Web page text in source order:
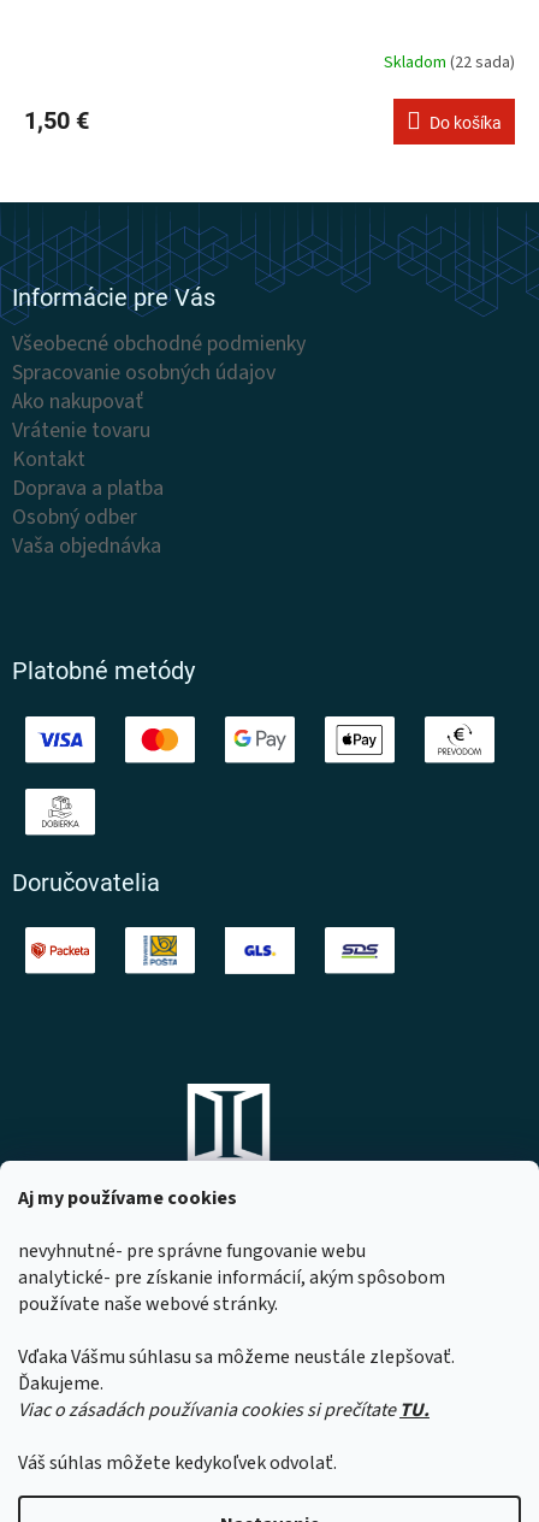
Aj my používame cookies
nevyhnutné- pre správne fungovanie webu
analytické- pre získanie informácií, akým spôsobom
používate naše webové stránky.
Vďaka Vášmu súhlasu sa môžeme neustále zlepšovať.
Ďakujeme.
Viac o zásadách používania cookies si prečítateTU.
Váš súhlas môžete kedykoľvek odvolať.
Z dôvodu čerpania dovoleniek našimi
zamestnancami sa môže čas expedície
objednávok predĺžiť o 1 až 2 pracovné dni.
Ďakujeme za pochopenie.
Skladom (22 sada)
1,50 € Do košíka
Z
á
p
ä
t
Informácie pre Vás
Všeobecné obchodné podmienky
Spracovanie osobných údajov
Ako nakupovať
Vrátenie tovaru
Kontakt
Doprava a platba
Osobný odber
Vaša objednávka
Platobné metódy
Doručovatelia
DOMOVO s.r.o.
Komárňanská 167
947 01 Hurbanovo